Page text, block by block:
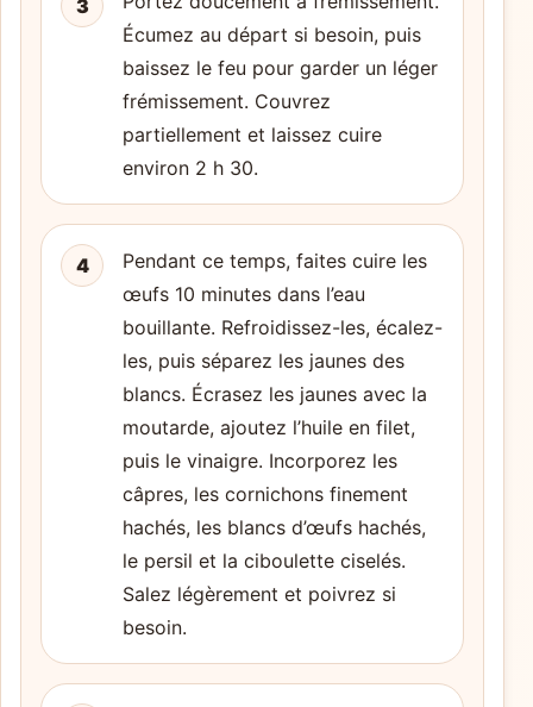
3
Écumez au départ si besoin, puis
baissez le feu pour garder un léger
frémissement. Couvrez
partiellement et laissez cuire
environ 2 h 30.
4
Pendant ce temps, faites cuire les
œufs 10 minutes dans l’eau
bouillante. Refroidissez-les, écalez-
les, puis séparez les jaunes des
blancs. Écrasez les jaunes avec la
moutarde, ajoutez l’huile en filet,
puis le vinaigre. Incorporez les
câpres, les cornichons finement
hachés, les blancs d’œufs hachés,
le persil et la ciboulette ciselés.
Salez légèrement et poivrez si
besoin.